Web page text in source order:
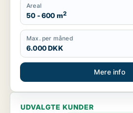
Areal
50 - 600 m2
Max. per måned
6.000 DKK
Mere info
UDVALGTE KUNDER